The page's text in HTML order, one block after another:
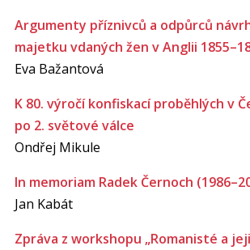
Argumenty příznivců a odpůrců
majetku vdaných žen v Anglii
Eva Bažantová
K 80. výročí konfiskací proběhlých v
po 2. světové válce
Ondřej Mikule
In memoriam Radek Černoch
Jan Kabát
Zpráva z workshopu „Romanisté a